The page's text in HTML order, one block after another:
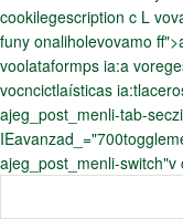
cookilegescription c L
funy onaliholevovamo
voolataformps ia:a
vocncictlaísticas
ajeg_post_menli-tab-
ajeg_post_menli-switch"v